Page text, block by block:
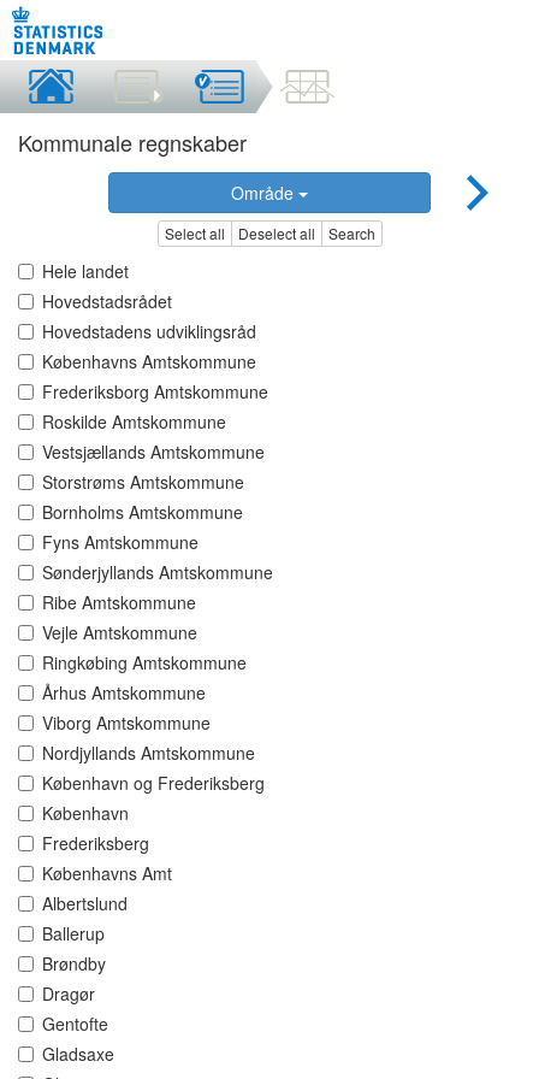
Kommunale regnskaber
Område
Select all Deselect all Search
Hele landet
Hovedstadsrådet
Hovedstadens udviklingsråd
Københavns Amtskommune
Frederiksborg Amtskommune
Roskilde Amtskommune
Vestsjællands Amtskommune
Storstrøms Amtskommune
Bornholms Amtskommune
Fyns Amtskommune
Sønderjyllands Amtskommune
Ribe Amtskommune
Vejle Amtskommune
Ringkøbing Amtskommune
Århus Amtskommune
Viborg Amtskommune
Nordjyllands Amtskommune
København og Frederiksberg
København
Frederiksberg
Københavns Amt
Albertslund
Ballerup
Brøndby
Dragør
Gentofte
Gladsaxe